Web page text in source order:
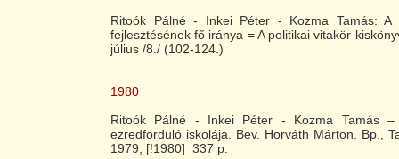
Ritoók Pálné - Inkei Péter - Kozma Tamás: A
fejlesztésének fő iránya = A politikai vitakör
július /8./ (102-124.)
1980
Ritoók Pálné - Inkei Péter - Kozma Tamás –
ezredforduló iskolája. Bev. Horváth Márton. Bp.,
1979, [!1980] 337 p.